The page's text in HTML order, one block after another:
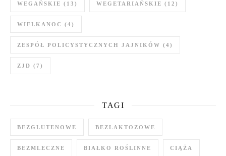
WEGAŃSKIE (13) WEGETARIAŃSKIE (12)
WIELKANOC (4)
ZESPÓŁ POLICYSTYCZNYCH JAJNIKÓW (4)
ZJD (7)
TAGI
BEZGLUTENOWE BEZLAKTOZOWE
BEZMLECZNE BIAŁKO ROŚLINNE CIĄŻA